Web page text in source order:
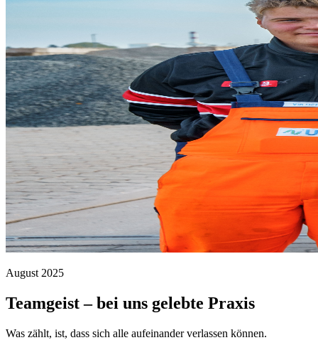
August 2025
Teamgeist – bei uns gelebte Praxis
Was zählt, ist, dass sich alle aufeinander verlassen können.